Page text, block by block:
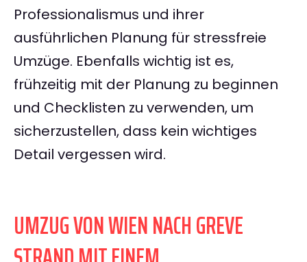
Professionalismus und ihrer
ausführlichen Planung für stressfreie
Umzüge. Ebenfalls wichtig ist es,
frühzeitig mit der Planung zu beginnen
und Checklisten zu verwenden, um
sicherzustellen, dass kein wichtiges
Detail vergessen wird.
UMZUG VON WIEN NACH GREVE